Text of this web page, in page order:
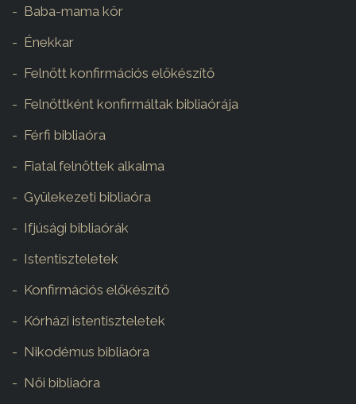
Baba-mama kör
Énekkar
Felnőtt konfirmációs előkészítő
Felnőttként konfirmáltak bibliaórája
Férfi bibliaóra
Fiatal felnőttek alkalma
Gyülekezeti bibliaóra
Ifjúsági bibliaórák
Istentiszteletek
Konfirmációs előkészítő
Kórházi istentiszteletek
Nikodémus bibliaóra
Női bibliaóra